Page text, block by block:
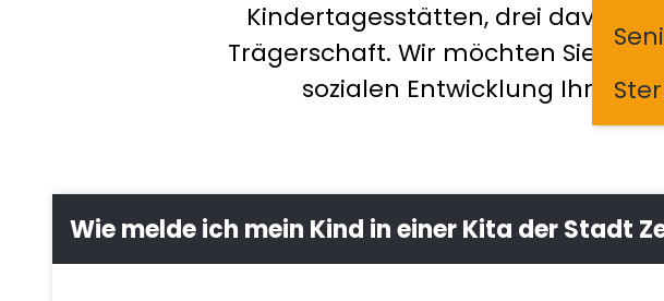
Kindertagesstätten, drei davon
Trägerschaft. Wir möchten Sie
sozialen Entwicklung Ihres
Wie melde ich mein Kind in einer Kita der Stadt